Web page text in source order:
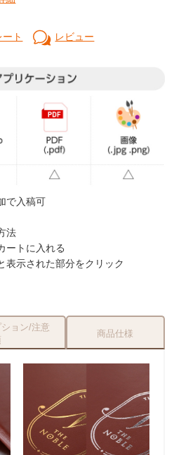
ト レビュー
で入稿可
法
ートに入れる
示された部分をクリック
ョン/注意
商品仕様